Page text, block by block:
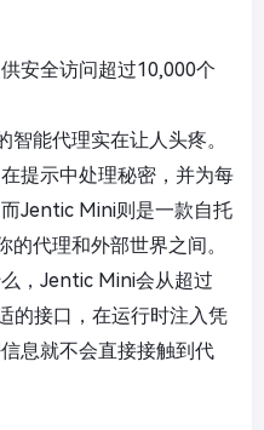
安全访问超过10,000个
智能代理实在让人头疼。
提示中处理秘密，并为每
Jentic Mini则是一款自托
代理和外部世界之间。
，Jentic Mini会从超过
的接口，在运行时注入凭
息就不会直接接触到代